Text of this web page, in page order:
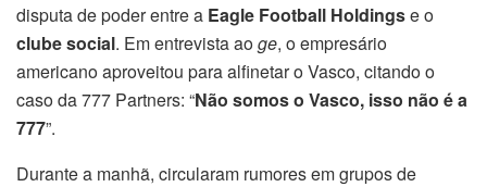
disputa de poder entre a Eagle Football Holdingse o
clube social. Em entrevista aoge, o empresário
americano aproveitou para alfinetar o Vasco, citando o
caso da 777 Partners: “Não somos o Vasco, isso não é a
777”.
Durante a manhã, circularam rumores em grupos de